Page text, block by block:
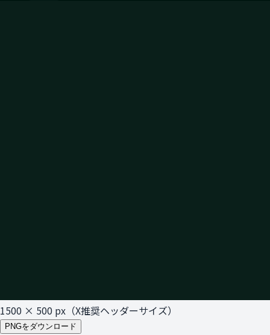
1500 × 500 px（X推奨ヘッダーサイズ）
PNGをダウンロード